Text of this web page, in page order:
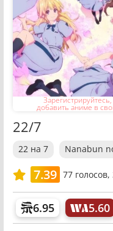
добавить аниме в
22/7
22 на 7 Nanabun
7.39 77голосов,
6.95 5.60